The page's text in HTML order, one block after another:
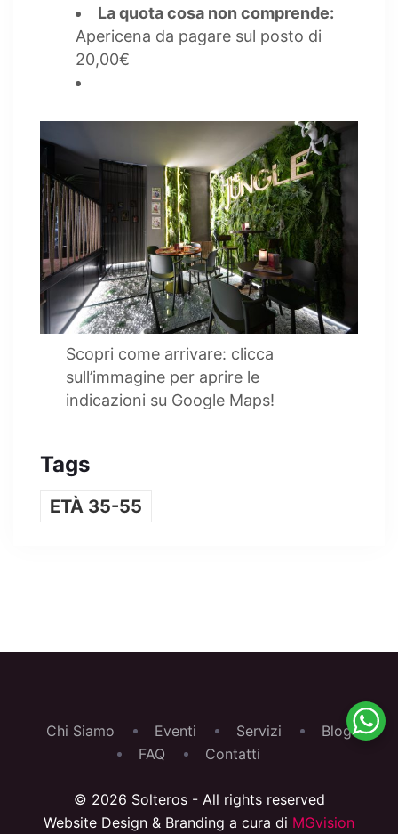
La quota cosa non comprende:
Apericena da pagare sul posto di
20,00€
Scopri come arrivare: clicca
sull’immagine per aprire le
indicazioni su Google Maps!
Tags
ETÀ 35-55
Chi Siamo Eventi Servizi
Blog
FAQ
Contatti
© 2026 Solteros - All rights reserved
Website Design & Branding a cura di MGvision